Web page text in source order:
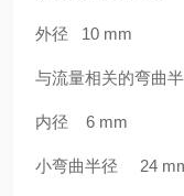
外径 10 mm
与流量相关的弯曲
内径 6 mm
小弯曲半径 24